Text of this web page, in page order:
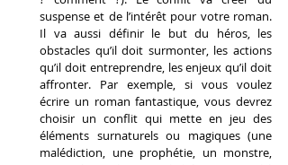
suspense et de l’intérêt pour votre roman.
Il va aussi définir le but du héros, les
obstacles qu’il doit surmonter, les actions
qu’il doit entreprendre, les enjeux qu’il doit
affronter. Par exemple, si vous voulez
écrire un roman fantastique, vous devrez
choisir un conflit qui mette en jeu des
éléments surnaturels ou magiques (une
malédiction, une prophétie, un monstre,